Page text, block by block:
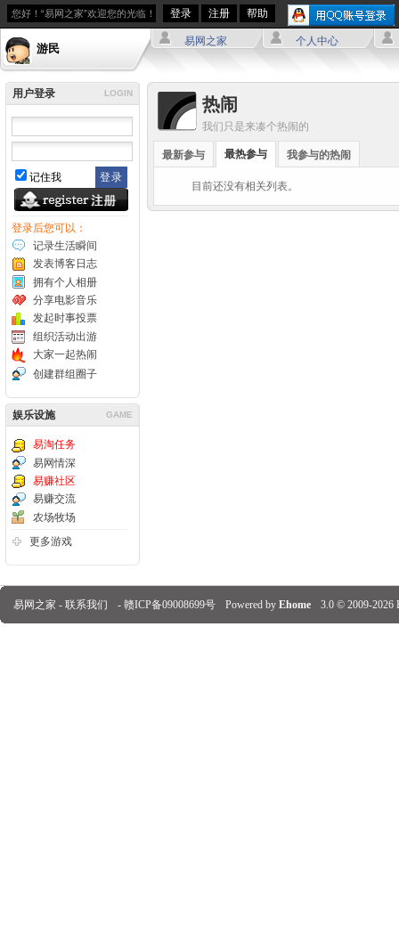
您好！“易网之家”欢迎您的光临！ 登录 注册 帮助
游民
易网之家 个人中心
LOGIN
用户登录
记住我
登录后您可以：
记录生活瞬间
发表博客日志
拥有个人相册
分享电影音乐
发起时事投票
组织活动出游
大家一起热闹
创建群组圈子
GAME
娱乐设施
易淘任务
易网情深
易赚社区
易赚交流
农场牧场
更多游戏
热闹
我们只是来凑个热闹的
最新参与 最热参与 我参与的热闹
目前还没有相关列表。
易网之家 - 联系我们 - 赣ICP备09008699号 Powered by Ehome 3.0 © 2009-2026